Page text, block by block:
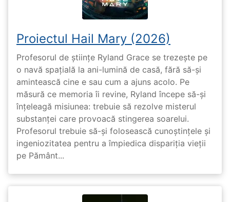
Proiectul Hail Mary (2026)
Profesorul de științe Ryland Grace se trezește pe
o navă spațială la ani-lumină de casă, fără să-și
amintească cine e sau cum a ajuns acolo. Pe
măsură ce memoria îi revine, Ryland începe să-și
înțeleagă misiunea: trebuie să rezolve misterul
substanței care provoacă stingerea soarelui.
Profesorul trebuie să-și folosească cunoștințele și
ingeniozitatea pentru a împiedica dispariția vieții
pe Pământ...